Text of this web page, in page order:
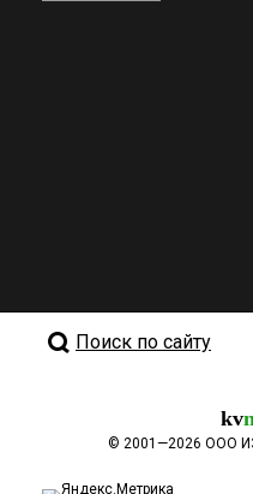
Поиск по сайту
kv
© 2001—2026 ООО